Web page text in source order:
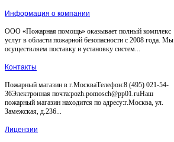
Информация о компании
ООО «Пожарная помощь» оказывает полный комплекс
услуг в области пожарной безопасности с 2008 года. Мы
осуществляем поставку и установку систем...
Контакты
Пожарный магазин в г.МоскваТелефон:8 (495) 021-54-
36Электронная почта:pozh.pomosch@pp01.ruНаш
пожарный магазин находится по адресу:г.Москва, ул.
Замежская, д.236...
Лицензии